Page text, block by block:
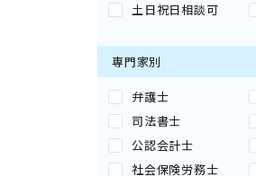
土日祝日相談可
専門家別
弁護士
司法書士
公認会計士
社会保険労務士